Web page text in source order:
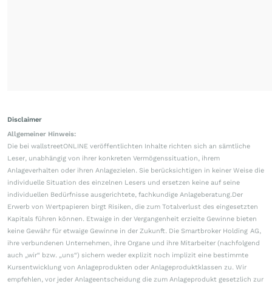
Disclaimer
Allgemeiner Hinweis:
Die bei wallstreetONLINE veröffentlichten Inhalte richten sich an sämtliche
Leser, unabhängig von ihrer konkreten Vermögenssituation, ihrem
Anlageverhalten oder ihren Anlagezielen. Sie berücksichtigen in keiner Weise die
individuelle Situation des einzelnen Lesers und ersetzen keine auf seine
individuellen Bedürfnisse ausgerichtete, fachkundige Anlageberatung.Der
Erwerb von Wertpapieren birgt Risiken, die zum Totalverlust des eingesetzten
Kapitals führen können. Etwaige in der Vergangenheit erzielte Gewinne bieten
keine Gewähr für etwaige Gewinne in der Zukunft. Die Smartbroker Holding AG,
ihre verbundenen Unternehmen, ihre Organe und ihre Mitarbeiter (nachfolgend
auch „wir“ bzw. „uns“) sichern weder explizit noch implizit eine bestimmte
Kursentwicklung von Anlageprodukten oder Anlageproduktklassen zu. Wir
empfehlen, vor jeder Anlageentscheidung die zum Anlageprodukt gesetzlich zur